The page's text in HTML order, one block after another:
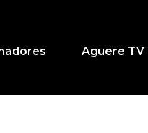
Aguere TV